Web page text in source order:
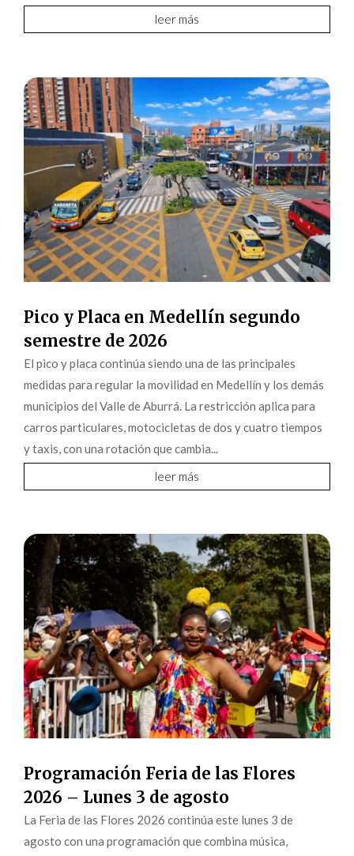
leer más
Pico y Placa en Medellín segundo
semestre de 2026
El pico y placa continúa siendo una de las principales
medidas para regular la movilidad en Medellín y los demás
municipios del Valle de Aburrá. La restricción aplica para
carros particulares, motocicletas de dos y cuatro tiempos
y taxis, con una rotación que cambia...
leer más
Programación Feria de las Flores
2026 – Lunes 3 de agosto
La Feria de las Flores 2026 continúa este lunes 3 de
agosto con una programación que combina música,